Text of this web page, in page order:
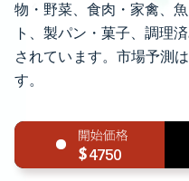
物・野菜、食肉・家禽、
ト、製パン・菓子、調理
されています。市場予測
す。
4750